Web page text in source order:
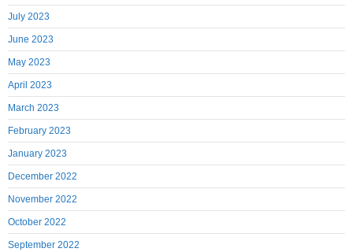
July 2023
June 2023
May 2023
April 2023
March 2023
February 2023
January 2023
December 2022
November 2022
October 2022
September 2022